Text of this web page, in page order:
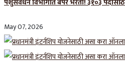
May 07, 2026